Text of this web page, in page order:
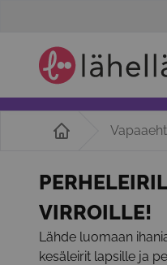
VIRROILLE!
Lähde luomaan
kesäleirit lapsille ja